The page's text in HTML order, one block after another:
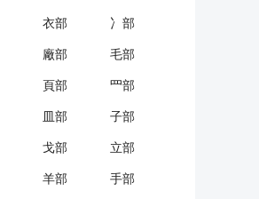
衣部 冫部
廠部 毛部
頁部 罒部
皿部 子部
戈部 立部
羊部 手部